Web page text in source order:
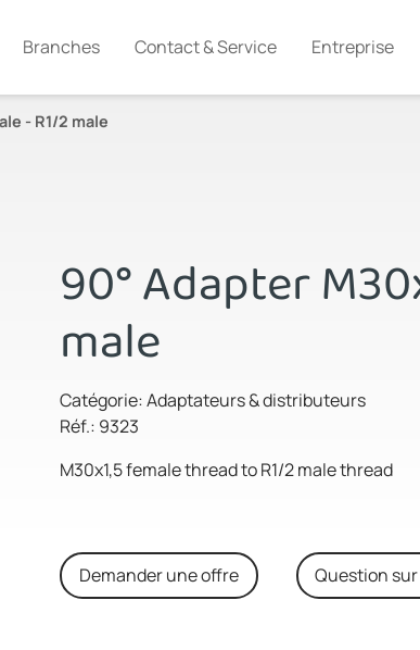
Branches Contact & Service Entreprise
- R1/2 male
90° Adapter
male
Catégorie: Adaptateurs & distributeurs
Réf.: 9323
M30x1,5 female thread to R1/2 male thread
Demander une offre Question